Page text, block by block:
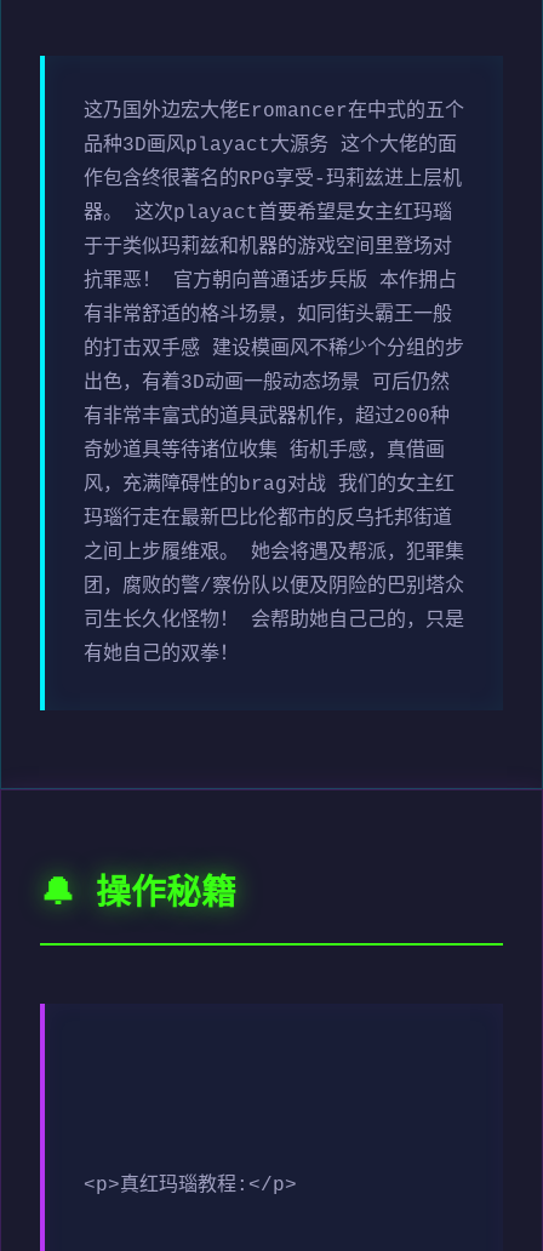
这乃国外边宏大佬Eromancer在中式的五个
品种3D画风playact大源务 这个大佬的面
作包含终很著名的RPG享受-玛莉兹进上层机
器。 这次playact首要希望是女主红玛瑙
于于类似玛莉兹和机器的游戏空间里登场对
抗罪恶！ 官方朝向普通话步兵版 本作拥占
有非常舒适的格斗场景，如同街头霸王一般
的打击双手感 建设模画风不稀少个分组的步
出色，有着3D动画一般动态场景 可后仍然
有非常丰富式的道具武器机作，超过200种
奇妙道具等待诸位收集 街机手感，真借画
风，充满障碍性的brag对战 我们的女主红
玛瑙行走在最新巴比伦都市的反乌托邦街道
之间上步履维艰。 她会将遇及帮派，犯罪集
团，腐败的警/察份队以便及阴险的巴别塔众
司生长久化怪物！ 会帮助她自己己的，只是
有她自己的双拳！
🔔 操作秘籍
<p>真红玛瑙教程:</p>